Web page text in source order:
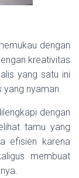
dengan
kreativitas
yang satu ini
yang nyaman.
dengan
tamu yang
efisien karena
membuat